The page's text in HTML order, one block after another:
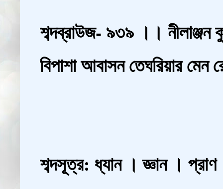
শব্দব্রাউজ- ৯৩৯ ।। নীলাঞ্জন
বিপাশা আবাসন তেঘরিয়ার
শব্দসূত্র: ধ্যান । জ্ঞান । প্রাণ